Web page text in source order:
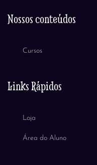
Nossos conteúdos
Cursos
Links Rápidos
Loja
Área do Aluno